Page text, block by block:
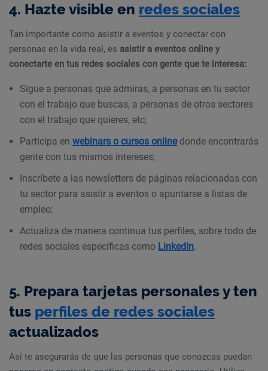
4. Hazte visible en redes sociales
Tan importante como asistir a eventos y conectar con
personas en la vida real, es asistir a eventos online y
conectarte en tus redes sociales con gente que te interesa:
Sigue a personas que admiras, a personas en tu sector
con el trabajo que buscas, a personas de otros sectores
con el trabajo que quieres, etc;
Participa en webinars o cursos onlinedonde encontrarás
gente con tus mismos intereses;
Inscríbete a las newsletters de páginas relacionadas con
tu sector para asistir a eventos o apuntarse a listas de
empleo;
Actualiza de manera continua tus perfiles, sobre todo de
redes sociales específicas como LinkedIn.
5. Prepara tarjetas personales y ten
tus perfiles de redes sociales
actualizados
Así te asegurarás de que las personas que conozcas puedan